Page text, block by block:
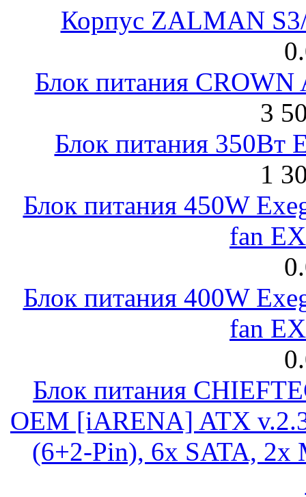
Корпус ZALMAN
Блок питания
3
Блок питания 350Вт
1
Блок питания 450W
fan
Блок питания 400W
fan
Блок питания
OEM [iARENA] ATX
(6+2-Pin), 6x SATA, 2x